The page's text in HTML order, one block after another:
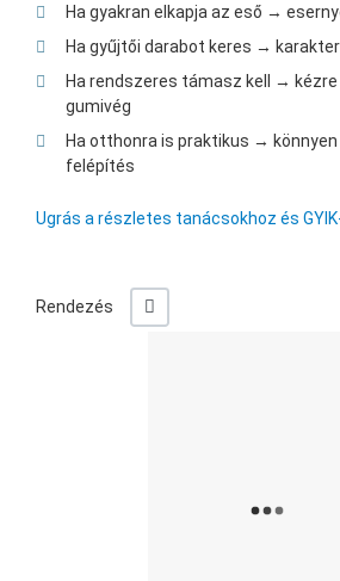
Ha gyakran elkapja az eső →
Ha gyűjtői darabot keres →
Ha rendszeres támasz kell → kézre
gumivég
Ha otthonra is praktikus →
felépítés
Ugrás a részletes tanácsokhoz és
Rendezés -/+